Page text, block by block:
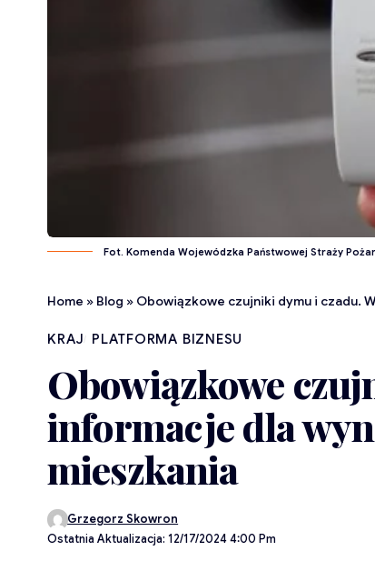
Fot. Komenda Wojewódzka Państwowej Straży
Home » Blog » Obowiązkowe czujniki dymu i czadu.
KRAJ PLATFORMA BIZNESU
Obowiązkowe
informacje dla
mieszkania
Ostatnia Aktualizacja: 12/17/2024 4:00 Pm
Grzegorz Skowron